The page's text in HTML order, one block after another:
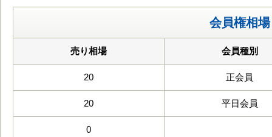
会員権相場
売り相場 会員種別
20 正会員
20 平日会員
0